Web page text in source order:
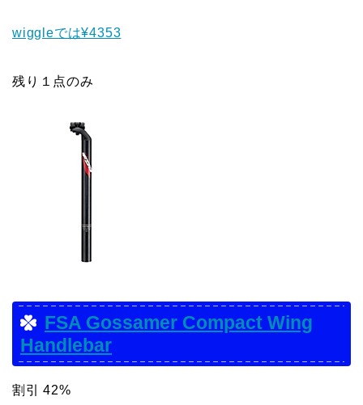
wiggleでは¥4353
残り１点のみ
FSA Gossamer Compact Wing
Handlebar
割引 42%